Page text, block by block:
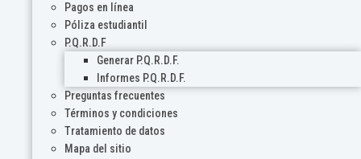
Pagos en línea
Póliza estudiantil
P.Q.R.D.F
Generar P.Q.R.D.F.
Informes P.Q.R.D.F.
Preguntas frecuentes
Términos y condiciones
Tratamiento de datos
Mapa del sitio